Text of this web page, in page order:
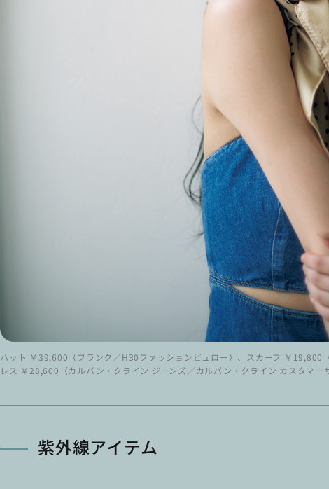
ハット ￥39,600（ブランク／H30ファッションビュロー）、スカーフ ￥19,800
レス ￥28,600（カルバン・クライン ジーンズ／カルバン・クライン カスタマー
紫外線アイテム